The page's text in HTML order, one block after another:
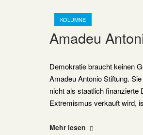
KOLUMNE
Amadeu
Demokratie braucht keinen
Amadeu Antonio Stiftung.
nicht als staatlich finanzierte
Extremismus verkauft wird,
"Amadeu
Mehr lesen